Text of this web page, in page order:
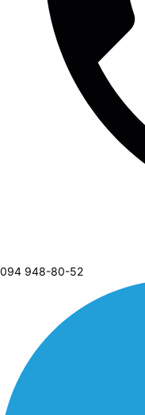
094 948-80-52